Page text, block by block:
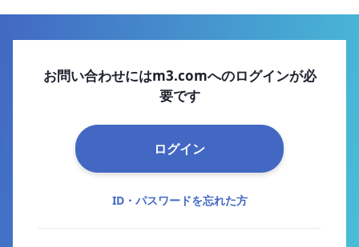
お問い合わせにはm3.comへのログインが必
要です
ログイン
ID・パスワードを忘れた方